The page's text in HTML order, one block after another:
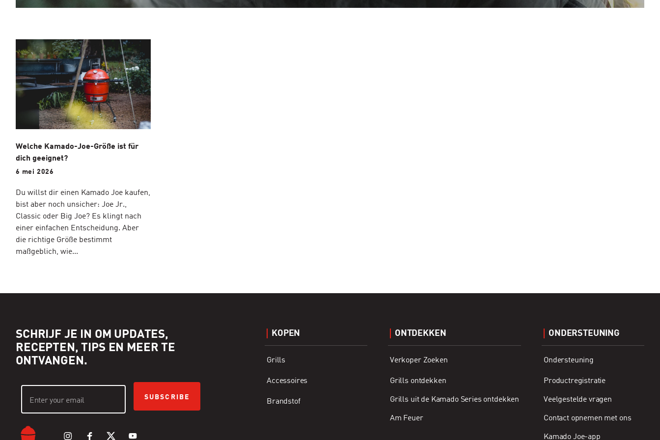
Welche Kamado-Joe-Größe ist für
dich geeignet?
6 mei 2026
Du willst dir einen Kamado Joe kaufen,
bist aber noch unsicher: Joe Jr.,
Classic oder Big Joe? Es klingt nach
einer einfachen Entscheidung. Aber
die richtige Größe bestimmt
maßgeblich, wie...
SCHRIJF JE IN OM UPDATES,
RECEPTEN, TIPS EN MEER TE
ONTVANGEN.
SUBSCRIBE
KOPEN
Grills
Accessoires
Brandstof
ONTDEKKEN
Verkoper Zoeken
Grills ontdekken
Grills uit de Kamado Series ontdekken
Am Feuer
ONDERSTEUNING
Ondersteuning
Productregistratie
Veelgestelde vragen
Contact opnemen met ons
Kamado Joe-app